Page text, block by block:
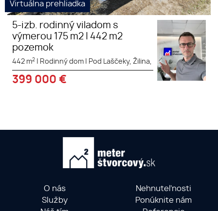
Virtuálna prehliadka
5-izb. rodinný viladom s
výmerou 175 m2 | 442 m2
pozemok
442 m2 Rodinný dom Pod Laščeky, Žilina,
399 000 €
O nás
Služby
Nehnuteľnosti
Ponúknite nám